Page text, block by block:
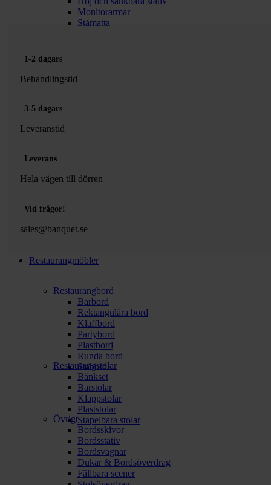
Monitorarmar
Ståmatta
1-2 dagars
Behandlingstid
3-5 dagars
Leveranstid
Leverans
Hela vägen till dörren
Vid frågor!
sales@banquet.se
Restaurangmöbler
Restaurangbord
Barbord
Rektangulära bord
Klaffbord
Partybord
Plastbord
Runda bord
Ståbord
Restaurangstolar
Bänkset
Barstolar
Klappstolar
Plaststolar
Stapelbara stolar
Övrigt
Bordsskivor
Bordsstativ
Bordsvagnar
Dukar & Bordsöverdrag
Fällbara scener